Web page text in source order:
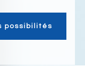
possibilités